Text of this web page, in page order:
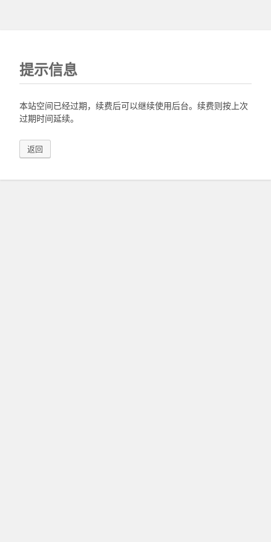
提示信息
本站空间已经过期，续费后可以继续使用后台。续费则按上次
过期时间延续。
返回